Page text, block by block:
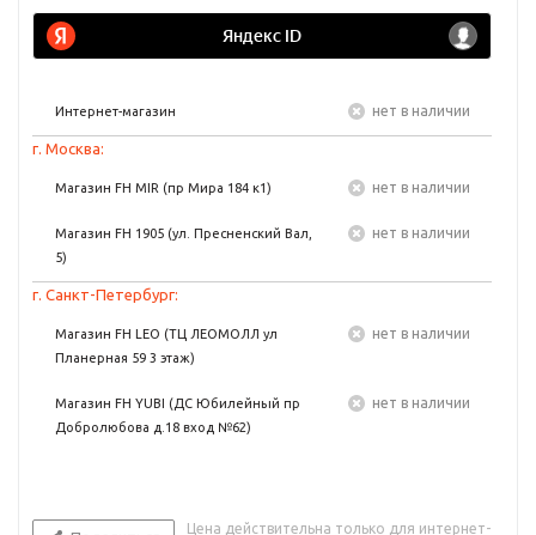
Интернет-магазин Нет в наличии
г. Москва:
Магазин FH MIR (пр Мира 184 к1) Нет в наличии
Магазин FH 1905 (ул. Пресненский Вал,
5)
Нет в наличии
г. Санкт-Петербург:
Магазин FH LEO (ТЦ ЛЕОМОЛЛ ул
Планерная 59 3 этаж)
Нет в наличии
Магазин FH YUBI (ДС Юбилейный пр
Добролюбова д.18 вход №62)
Нет в наличии
Цена действительна только для интернет-